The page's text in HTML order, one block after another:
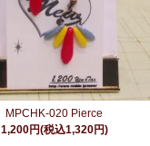
MPCHK-020 Pierce
1,200円(税込1,320円)